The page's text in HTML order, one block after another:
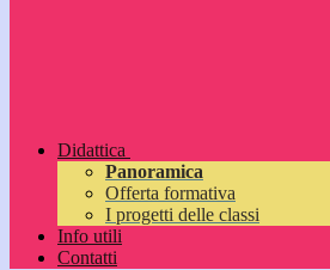
Didattica
Panoramica
Offerta formativa
I progetti delle classi
Info utili
Contatti